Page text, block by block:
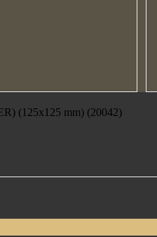
(125x125 mm) (20042)